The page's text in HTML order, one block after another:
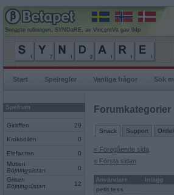
Senaste rullningen, SYNDaRE, av VincentVit gav 94p
Start Spelregler Vanliga frågor Sök
Spelrum
Giraffen 29
Krokodilen 0
Elefanten
0
Musen
Böjningslistan
0
Grisen
Böjningslistan
12
Forumkategorier
Snack Support
« Föregående sida
« Första sidan
Användare
Inlägg
petit tess